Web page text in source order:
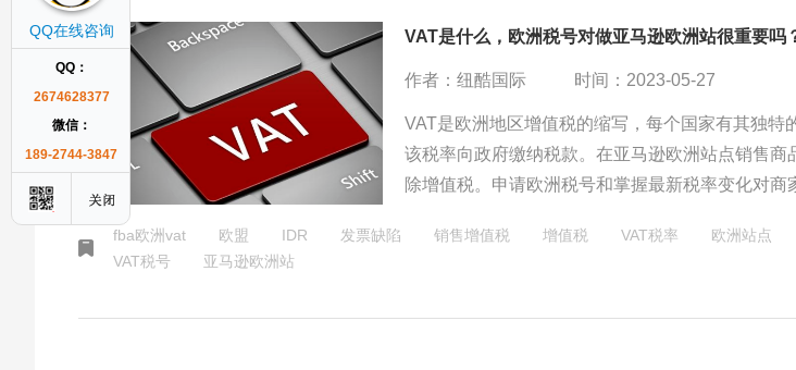
VAT是什么，欧洲税号对做亚马逊欧洲站很重要吗
作者：纽酷国际 时间：2023-05-27
VAT是欧洲地区增值税的缩写，每个国家有其独特
该税率向政府缴纳税款。在亚马逊欧洲站点销售商
除增值税。申请欧洲税号和掌握最新税率变化对商
求卖家发票缺陷率低于5%，且发票需注明发货国
fba欧洲vat 欧盟 IDR 发票缺陷 销售增值税 增值税 VAT税率 欧洲站点
VAT税号
亚马逊欧洲站
QQ在线咨询
QQ：
2674628377
微信：
189-2744-3847